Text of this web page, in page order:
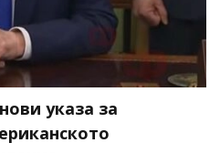
указа за